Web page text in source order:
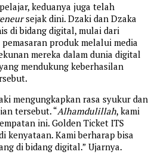
keduanya juga telah
sejak dini. Dzaki dan Dzaka
di bidang digital, mulai dari
produk melalui media
mereka dalam dunia digital
mendukung keberhasilan
mengungkapkan rasa syukur dan
tersebut. “Alhamdulillah, kami
ini. Golden Ticket ITS
kenyataan. Kami berharap bisa
di bidang digital.” Ujarnya.